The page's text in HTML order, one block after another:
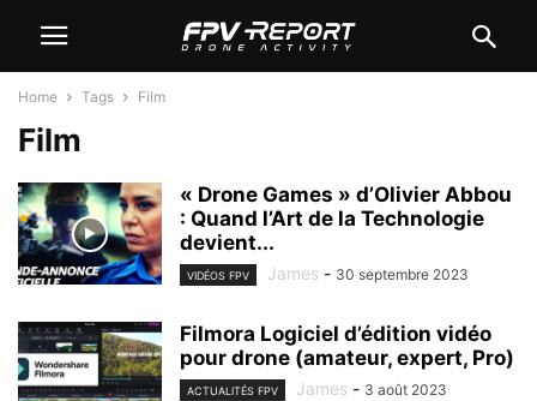
Home Tags Film
Film
« Drone Games » d’Olivier Abbou
: Quand l’Art de la Technologie
devient...
VIDÉOS FPV James - 30 septembre 2023
Filmora Logiciel d’édition vidéo
pour drone (amateur, expert, Pro)
ACTUALITÉS FPV James - 3 août 2023